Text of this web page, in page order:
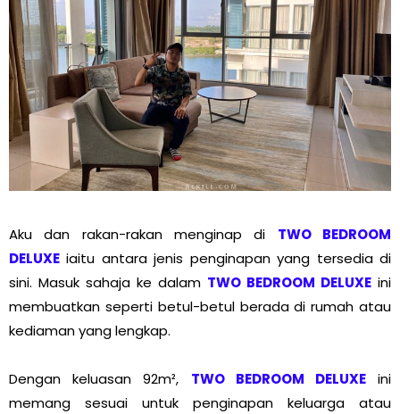
Aku dan rakan-rakan menginap di TWO BEDROOM
DELUXE iaitu antara jenis penginapan yang tersedia di
sini. Masuk sahaja ke dalam TWO BEDROOM DELUXE ini
membuatkan seperti betul-betul berada di rumah atau
kediaman yang lengkap.
Dengan keluasan 92m², TWO BEDROOM DELUXEini
memang sesuai untuk penginapan keluarga atau